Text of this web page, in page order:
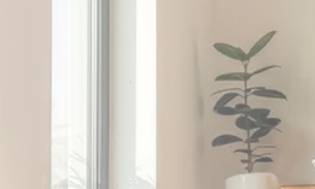
Se acquisti il
passi a
Fino a 200€ di sconto
Fino a 150€ di
(6,25€/mese per